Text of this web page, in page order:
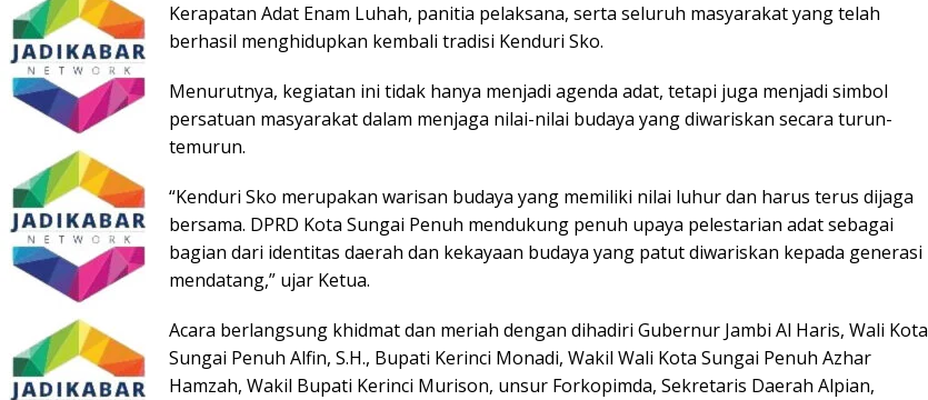
Kerapatan Adat Enam Luhah, panitia pelaksana, serta seluruh masyarakat yang telah
berhasil menghidupkan kembali tradisi Kenduri Sko.
Menurutnya, kegiatan ini tidak hanya menjadi agenda adat, tetapi juga menjadi simbol
persatuan masyarakat dalam menjaga nilai-nilai budaya yang diwariskan secara turun-
temurun.
“Kenduri Sko merupakan warisan budaya yang memiliki nilai luhur dan harus terus dijaga
bersama. DPRD Kota Sungai Penuh mendukung penuh upaya pelestarian adat sebagai
bagian dari identitas daerah dan kekayaan budaya yang patut diwariskan kepada generasi
mendatang,” ujar Ketua.
Acara berlangsung khidmat dan meriah dengan dihadiri Gubernur Jambi Al Haris, Wali Kota
Sungai Penuh Alfin, S.H., Bupati Kerinci Monadi, Wakil Wali Kota Sungai Penuh Azhar
Hamzah, Wakil Bupati Kerinci Murison, unsur Forkopimda, Sekretaris Daerah Alpian,